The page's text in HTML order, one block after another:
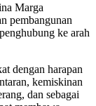
Marga
pembangunan
ke arah
dengan harapan
kemiskinan
dan sebagai